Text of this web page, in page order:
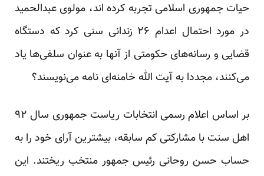
حیات جمهوری اسلامی تجربه کرده اند، مولوی عبدالحمید
در مورد احتمال اعدام ۲۶ زندانی سنی کرد که دستگاه
قضایی و رسانه‌های حکومتی از آنها به عنوان سلفی‌ها یاد
می‌کنند، مجددا به آیت الله خامنه‌ای نامه می‌نویسند؟
بر اساس اعلام رسمی انتخابات ریاست جمهوری سال ۹۲
اهل سنت با مشارکتی کم سابقه، بیشترین آرای خود را به
حساب حسن روحانی رئیس جمهور منتخب ریختند. این